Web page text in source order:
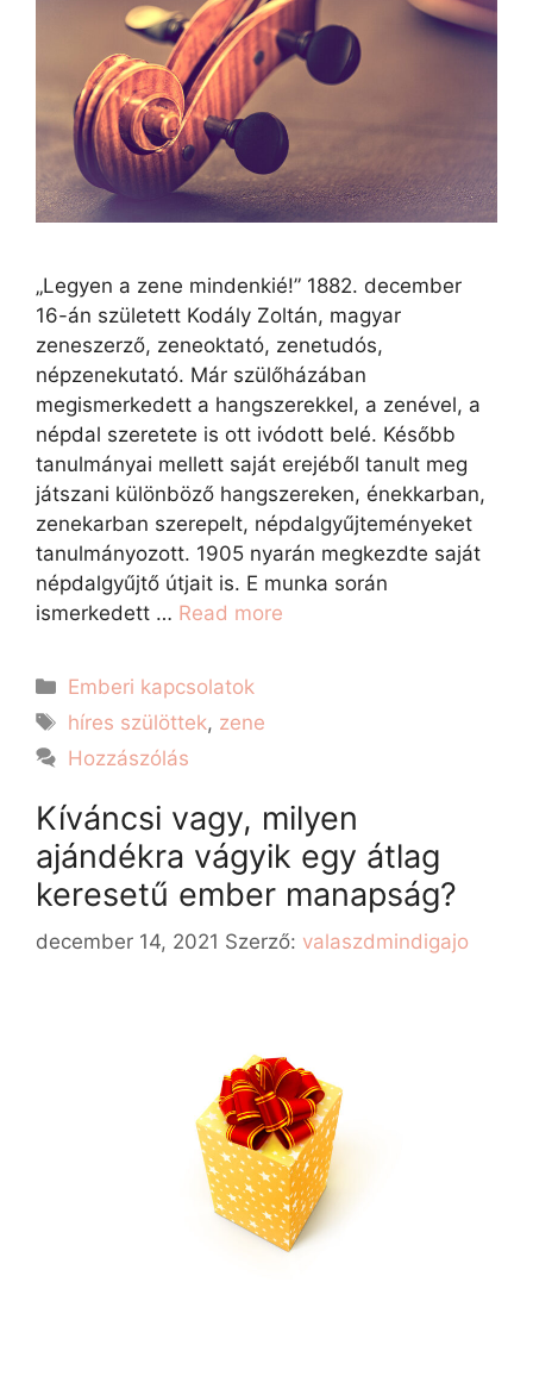
„Legyen a zene mindenkié!” 1882. december
16-án született Kodály Zoltán, magyar
zeneszerző, zeneoktató, zenetudós,
népzenekutató. Már szülőházában
megismerkedett a hangszerekkel, a zenével, a
népdal szeretete is ott ivódott belé. Később
tanulmányai mellett saját erejéből tanult meg
játszani különböző hangszereken, énekkarban,
zenekarban szerepelt, népdalgyűjteményeket
tanulmányozott. 1905 nyarán megkezdte saját
népdalgyűjtő útjait is. E munka során
ismerkedett … Read more
Emberi kapcsolatok
híres szülöttek, zene
Hozzászólás
Kíváncsi vagy, milyen
ajándékra vágyik egy átlag
keresetű ember manapság?
december 14, 2021 Szerző: valaszdmindigajo